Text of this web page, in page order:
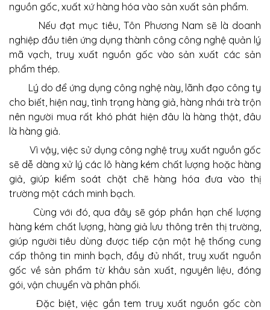
nguồn gốc, xuất xứ hàng hóa vào sản xuất sản phẩm.
Nếu đạt mục tiêu, Tôn Phương Nam sẽ là doanh
nghiệp đầu tiên ứng dụng thành công công nghệ quản lý
mã vạch, truy xuất nguồn gốc vào sản xuất các sản
phẩm thép.
Lý do để ứng dụng công nghệ này, lãnh đạo công ty
cho biết, hiện nay, tình trạng hàng giả, hàng nhái trà trộn
nên người mua rất khó phát hiện đâu là hàng thật, đâu
là hàng giả.
Vì vậy, việc sử dụng công nghệ truy xuất nguồn gốc
sẽ dễ dàng xử lý các lô hàng kém chất lượng hoặc hàng
giả, giúp kiểm soát chặt chẽ hàng hóa đưa vào thị
trường một cách minh bạch.
Cùng với đó, qua đây sẽ góp phần hạn chế lượng
hàng kém chất lượng, hàng giả lưu thông trên thị trường,
giúp người tiêu dùng được tiếp cận một hệ thống cung
cấp thông tin minh bạch, đầy đủ nhất, truy xuất nguồn
gốc về sản phẩm từ khâu sản xuất, nguyên liệu, đóng
gói, vận chuyển và phân phối.
Đặc biệt, việc gắn tem truy xuất nguồn gốc còn